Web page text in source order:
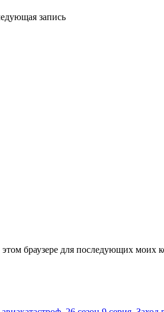
запись
браузере для последующих моих